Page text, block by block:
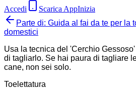
Accedi Scarica AppInizia
Parte di: Guida al fai da te per la
domestici
Usa la tecnica del 'Cerchio
di tagliarlo. Se hai paura di tagliare
cane, non sei solo.
Toelettatura